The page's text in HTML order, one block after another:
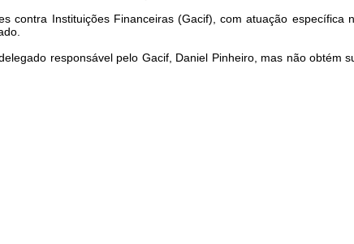
Instituições Financeiras (Gacif), com atuação específica
responsável pelo Gacif, Daniel Pinheiro, mas não obtém